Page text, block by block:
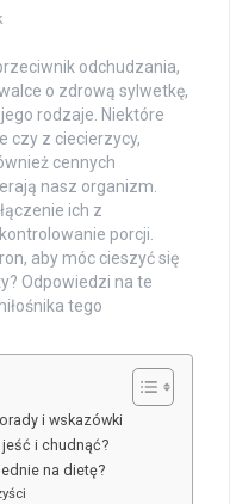
odchudzania,
o zdrową sylwetkę,
rodzaje. Niektóre
czy z ciecierzycy,
cennych
nasz organizm.
ich z
porcji.
aby móc cieszyć się
Odpowiedzi na te
tego
i wskazówki
i chudnąć?
na dietę?